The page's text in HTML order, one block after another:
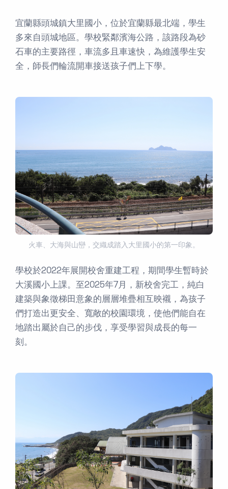
宜蘭縣頭城鎮大里國小，位於宜蘭縣最北端，學生
多來自頭城地區。學校緊鄰濱海公路，該路段為砂
石車的主要路徑，車流多且車速快，為維護學生安
全，師長們輪流開車接送孩子們上下學。
火車、大海與山巒，交織成踏入大里國小的第一印象。
學校於2022年展開校舍重建工程，期間學生暫時於
大溪國小上課。至2025年7月，新校舍完工，純白
建築與象徵梯田意象的層層堆疊相互映襯，為孩子
們打造出更安全、寬敞的校園環境，使他們能自在
地踏出屬於自己的步伐，享受學習與成長的每一
刻。